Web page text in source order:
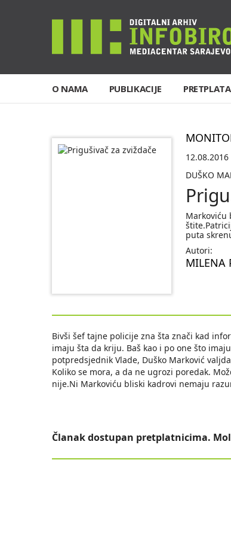
O NAMA PUBLIKACIJE PRETPLATA
12.08.2016
DUŠKO
Markoviću
puta
Autori:
MILENA
Bivši šef tajne policije zna šta znači kad
imaju šta da kriju. Baš kao i po one što
potpredsjednik Vlade, Duško Marković
Koliko se mora, a da ne ugrozi poredak.
nije.Ni Markoviću bliski kadrovi nemaju
Članak dostupan pretplatnicima.